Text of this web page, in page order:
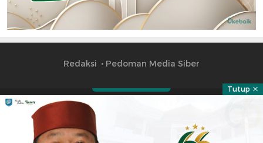
Redaksi Pedoman Media Siber
Tutup